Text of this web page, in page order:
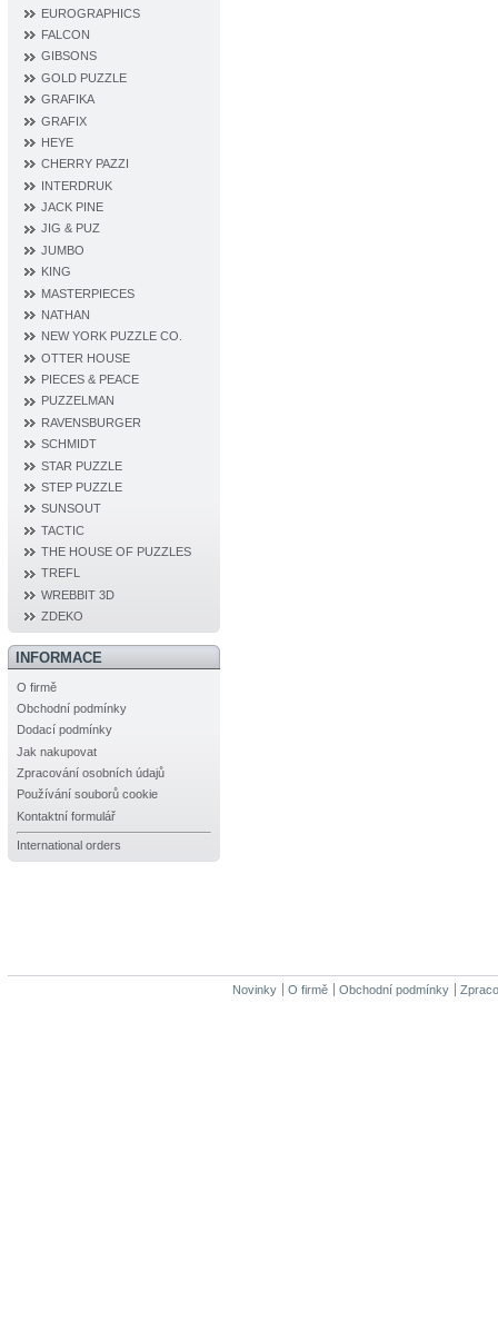
EUROGRAPHICS
FALCON
GIBSONS
GOLD PUZZLE
GRAFIKA
GRAFIX
HEYE
CHERRY PAZZI
INTERDRUK
JACK PINE
JIG & PUZ
JUMBO
KING
MASTERPIECES
NATHAN
NEW YORK PUZZLE CO.
OTTER HOUSE
PIECES & PEACE
PUZZELMAN
RAVENSBURGER
SCHMIDT
STAR PUZZLE
STEP PUZZLE
SUNSOUT
TACTIC
THE HOUSE OF PUZZLES
TREFL
WREBBIT 3D
ZDEKO
INFORMACE
O firmě
Obchodní podmínky
Dodací podmínky
Jak nakupovat
Zpracování osobních údajů
Používání souborů cookie
Kontaktní formulář
International orders
Novinky O firmě Obchodní podmínky